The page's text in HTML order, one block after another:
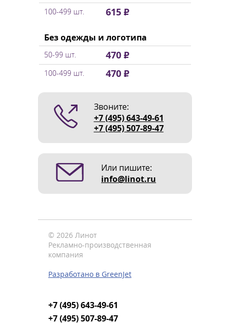
100-499 шт. 615 ₽
Без одежды и логотипа
50-99 шт. 470 ₽
100-499 шт. 470 ₽
Звоните:
+7 (495) 643-49-61
+7 (495) 507-89-47
Или пишите:
info@linot.ru
© 2026 Линот
Рекламно-производственная
компания
Разработано в GreenJet
+7 (495) 643-49-61
+7 (495) 507-89-47